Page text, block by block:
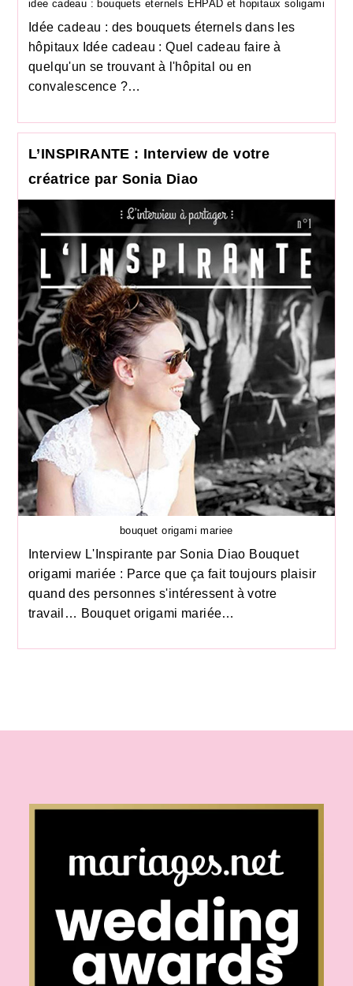
idee cadeau : bouquets eternels EHPAD et hopitaux soligami
Idée cadeau : des bouquets éternels dans les
hôpitaux Idée cadeau : Quel cadeau faire à
quelqu'un se trouvant à l'hôpital ou en
convalescence ?…
L’INSPIRANTE : Interview de votre
créatrice par Sonia Diao
bouquet origami mariee
Interview L'Inspirante par Sonia Diao Bouquet
origami mariée : Parce que ça fait toujours plaisir
quand des personnes s'intéressent à votre
travail… Bouquet origami mariée…